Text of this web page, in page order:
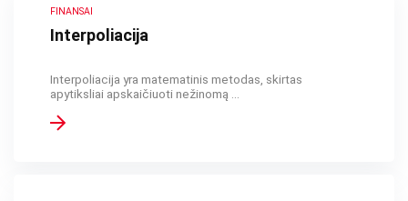
FINANSAI
Interpoliacija
Interpoliacija yra matematinis metodas, skirtas
apytiksliai apskaičiuoti nežinomą ...